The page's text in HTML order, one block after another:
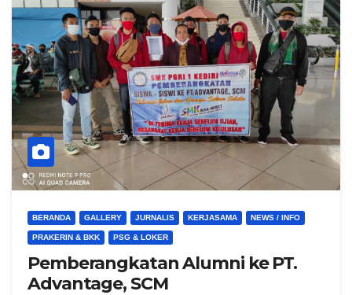
BERANDA GALLERY JURNALIS KERJASAMA NEWS / INFO
PRAKERIN & BKK PSG & LOKER
Pemberangkatan Alumni ke PT.
Advantage, SCM